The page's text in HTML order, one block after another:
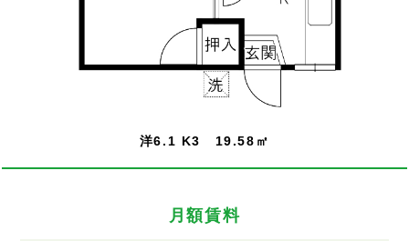
洋6.1 K3 19.58㎡
月額賃料